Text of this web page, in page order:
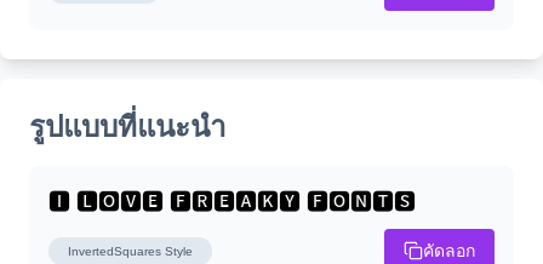
รูปแบบที่แนะนำ
🅸 🅻🅾🆅🅴 🅵🆁🅴🅰🅺🆈 🅵🅾🅽🆃🆂
InvertedSquares Style คัดลอก